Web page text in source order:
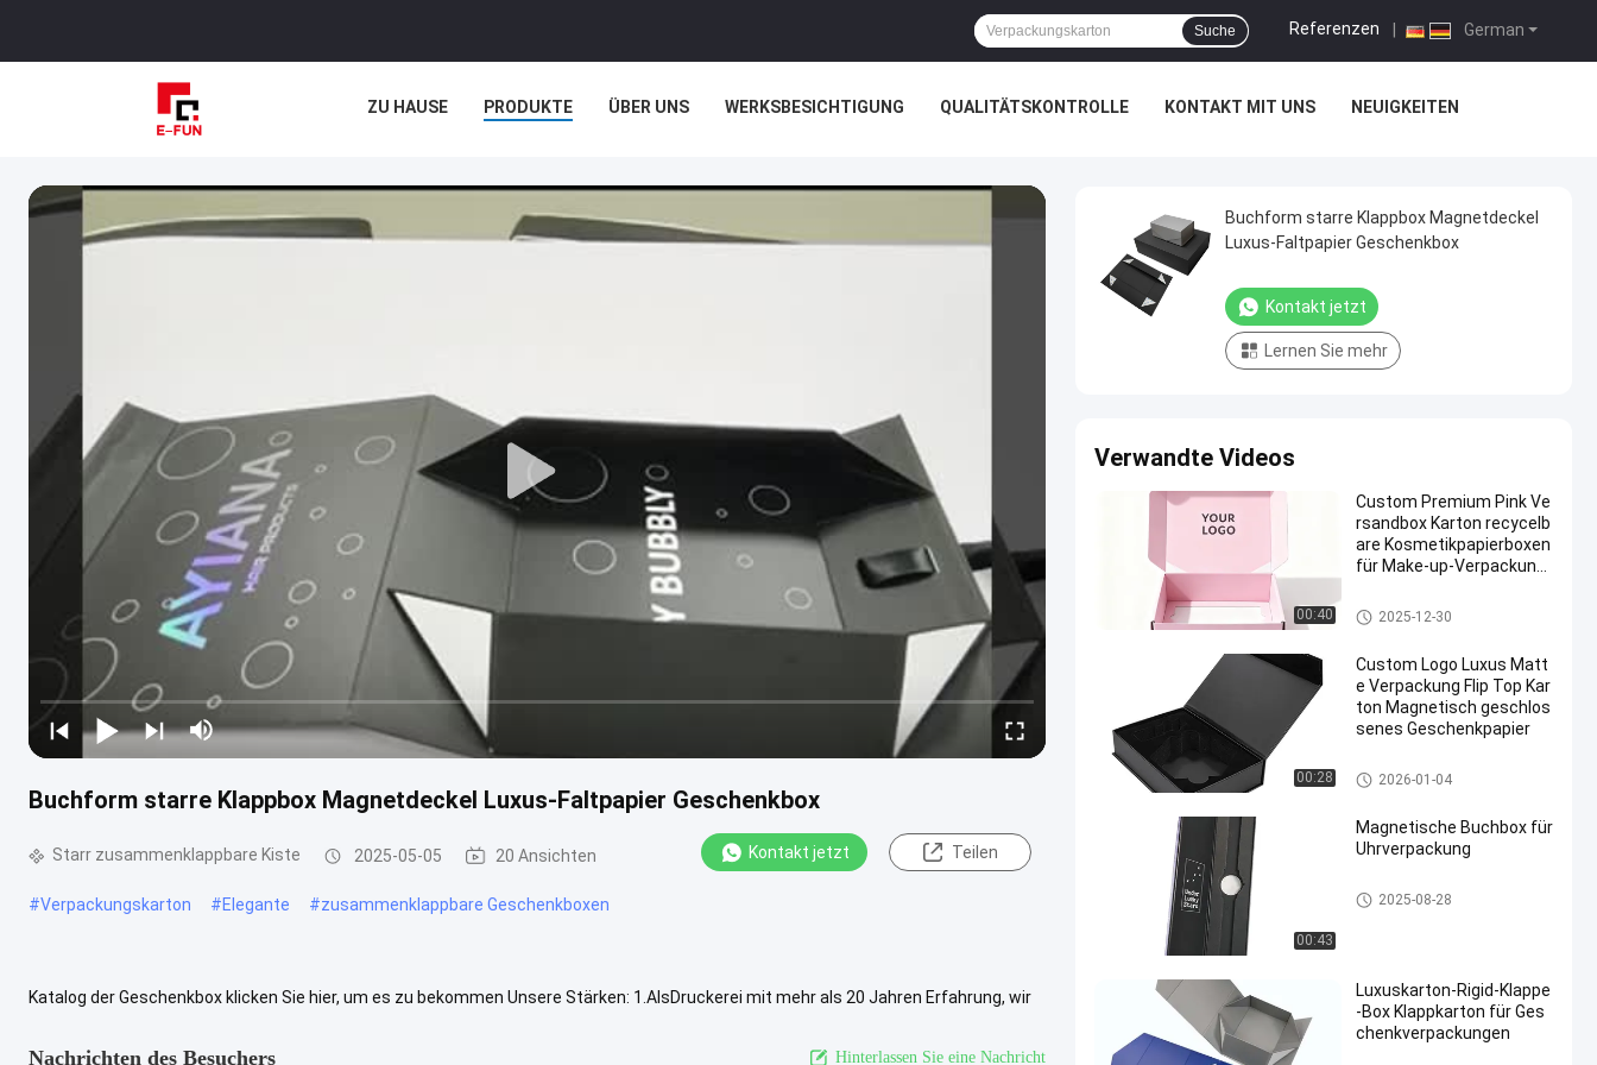
German
Referenzen
Suche
ZU HAUSE PRODUKTE ÜBER UNS WERKSBESICHTIGUNG QUALITÄTSKONTROLLE KONTAKT MIT UNS NEUIGKEITEN
Buchform starre Klappbox Magnetdeckel Luxus-Faltpapier Geschenkbox
Starr zusammenklappbare Kiste 2025-05-05 20 Ansichten Kontakt jetzt Teilen
#Verpackungskarton #Elegante #zusammenklappbare Geschenkboxen
Katalog der Geschenkbox klicken Sie hier, um es zu bekommen Unsere Stärken: 1.AlsDruckerei mit mehr als 20 Jahren Erfahrung, wir
Nachrichten des Besuchers Hinterlassen Sie eine Nachricht
Buchform starre Klappbox Magnetdeckel
Luxus-Faltpapier Geschenkbox
Kontakt jetzt
Lernen Sie mehr
Verwandte Videos
00:40
Custom Premium Pink Ve
rsandbox Karton recycelb
are Kosmetikpapierboxen
für Make-up-Verpackung
Starr zusammenklappbare Kis
te
2025-12-30
00:28
Custom Logo Luxus Matt
e Verpackung Flip Top Kar
ton Magnetisch geschlos
senes Geschenkpapier
Magnetische Verpackungsbox
2026-01-04
00:43
Magnetische Buchbox für
Uhrverpackung
Magnetische Verpackungsbox
2025-08-28
Luxuskarton-Rigid-Klappe
-Box Klappkarton für Ges
chenkverpackungen